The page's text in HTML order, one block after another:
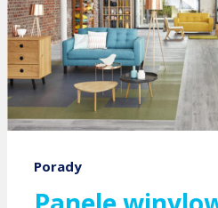
Porady